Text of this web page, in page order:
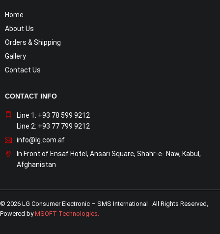
Home
About Us
Orders & Shipping
Gallery
Contact Us
CONTACT INFO
Line 1: +93 78 599 9212
Line 2: +93 77 799 9212
info@lg.com.af
In Front of Ensaf Hotel, Ansari Square, Shahr-e- Naw, Kabul,
Afghanistan
© 2026 LG Consumer Electronic – SMS International All Rights Reserved,
Powered byMSOFT Technologies